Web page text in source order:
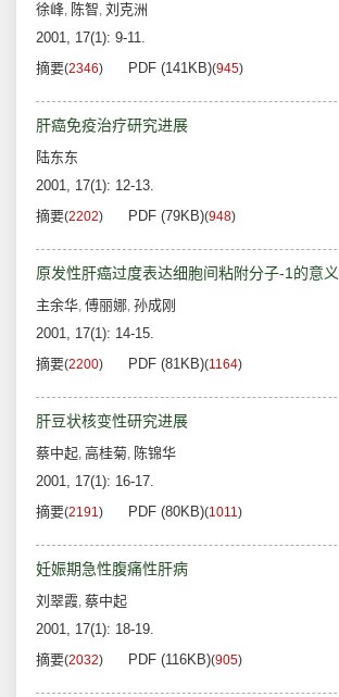
徐峰, 陈智, 刘克洲
2001, 17(1): 9-11.
摘要(2346) PDF (141KB)(945)
肝癌免疫治疗研究进展
陆东东
2001, 17(1): 12-13.
摘要(2202) PDF (79KB)(948)
原发性肝癌过度表达细胞间粘附分子-1的意义
主余华, 傅丽娜, 孙成刚
2001, 17(1): 14-15.
摘要(2200) PDF (81KB)(1164)
肝豆状核变性研究进展
蔡中起, 高桂菊, 陈锦华
2001, 17(1): 16-17.
摘要(2191) PDF (80KB)(1011)
妊娠期急性腹痛性肝病
刘翠霞, 蔡中起
2001, 17(1): 18-19.
摘要(2032) PDF (116KB)(905)